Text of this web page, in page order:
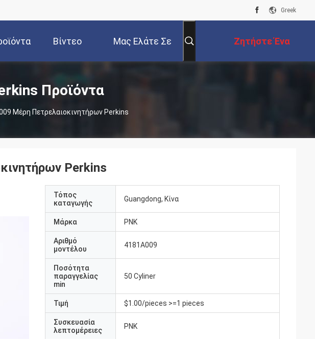
Greek
Βίντεο Μας Ελάτε Σε Ζητήστε Ένα
Απόσπασμα
Προϊόντα
Μέρη Πετρελαιοκινητήρων Perkins
Perkins
Τόπος
καταγωγής
Guangdong, Κίνα
Μάρκα PNK
Αριθμό
μοντέλου
4181A009
Ποσότητα
παραγγελίας
min
50 Cyliner
Τιμή $1.00/pieces >=1 pieces
Συσκευασία
λεπτομέρειες
PNK